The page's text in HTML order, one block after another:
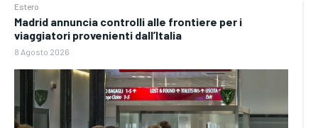
Estero
Madrid annuncia controlli alle frontiere per i
viaggiatori provenienti dall’Italia
8 Agosto 2026